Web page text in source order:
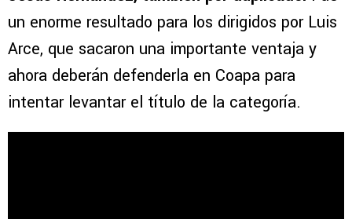
un enorme resultado para los dirigidos por Luis
Arce, que sacaron una importante ventaja y
ahora deberán defenderla en Coapa para
intentar levantar el título de la categoría.